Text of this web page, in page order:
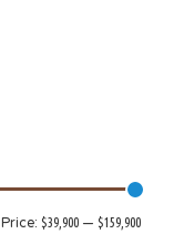
Price: $39,900 — $159,900